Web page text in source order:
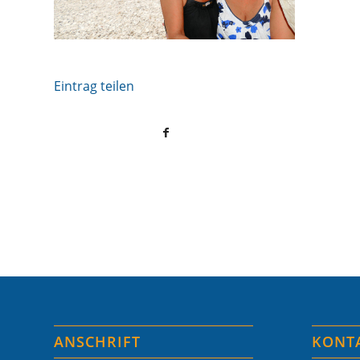
Eintrag teilen
ANSCHRIFT